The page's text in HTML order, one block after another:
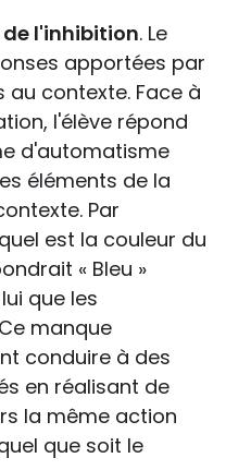
l'inhibition. Le
apportées par
contexte. Face à
l'élève répond
d'automatisme
éléments de la
Par
est la couleur du
« Bleu »
que les
manque
conduire à des
en réalisant de
la même action
que soit le